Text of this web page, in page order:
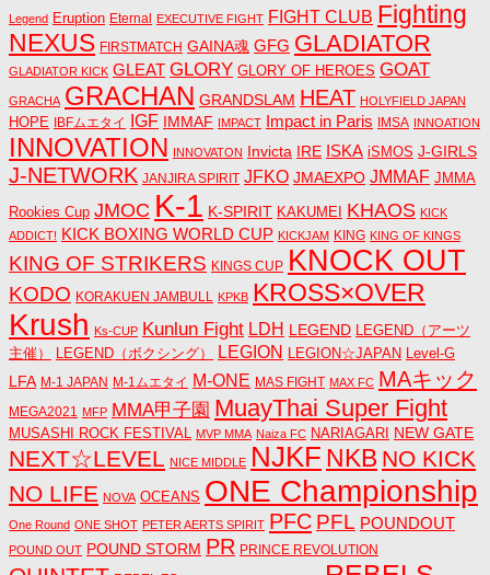
Legend Eruption Eternal EXECUTIVE FIGHT FIGHT CLUB Fighting
NEXUS FIRSTMATCH GAINA魂 GFG GLADIATOR
GLADIATOR KICK GLEAT GLORY GLORY OF HEROES GOAT
GRACHA GRACHAN GRANDSLAM HEAT HOLYFIELD JAPAN
HOPE IBFムエタイ IGF IMMAF IMPACT Impact in Paris IMSA INNOATION
INNOVATION INNOVATON Invicta IRE ISKA iSMOS J-GIRLS
J-NETWORK JANJIRA SPIRIT JFKO JMAEXPO JMMAF JMMA
Rookies Cup JMOC K-1 K-SPIRIT KAKUMEI KHAOS KICK
ADDICT! KICK BOXING WORLD CUP KICKJAM KING KING OF KINGS
KING OF STRIKERS KINGS CUP KNOCK OUT
KODO KORAKUEN JAMBULL KPKB KROSS×OVER
Krush Ks-CUP Kunlun Fight LDH LEGEND LEGEND（アーツ
主催）
LEGEND（ボクシング） LEGION LEGION☆JAPAN Level-G
LFA M-1 JAPAN M-1ムエタイ M-ONE MAS FIGHT MAX FC MAキック
MEGA2021 MFP MMA甲子園 MuayThai Super Fight
MUSASHI ROCK FESTIVAL MVP MMA Naiza FC NARIAGARI NEW GATE
NEXT☆LEVEL NICE MIDDLE NJKF NKB NO KICK
NO LIFE NOVA OCEANS ONE Championship
One Round ONE SHOT PETER AERTS SPIRIT PFC PFL POUNDOUT
POUND OUT POUND STORM PR PRINCE REVOLUTION